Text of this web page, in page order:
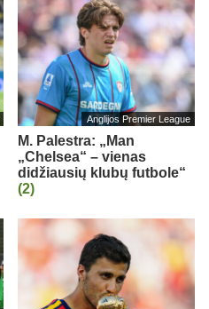
Anglijos Premier League
M. Palestra: „Man
„Chelsea“ – vienas
didžiausių klubų futbole“
(2)